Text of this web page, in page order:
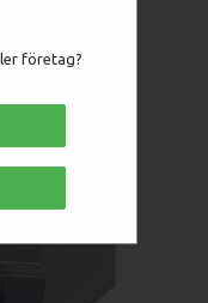
företag?